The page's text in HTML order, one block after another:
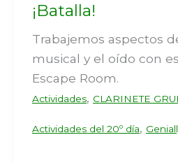
¡Batalla!
Trabajemos aspectos
musical y el oído con
Escape Room.
Actividades, CLARINETE
Actividades del 20º día,